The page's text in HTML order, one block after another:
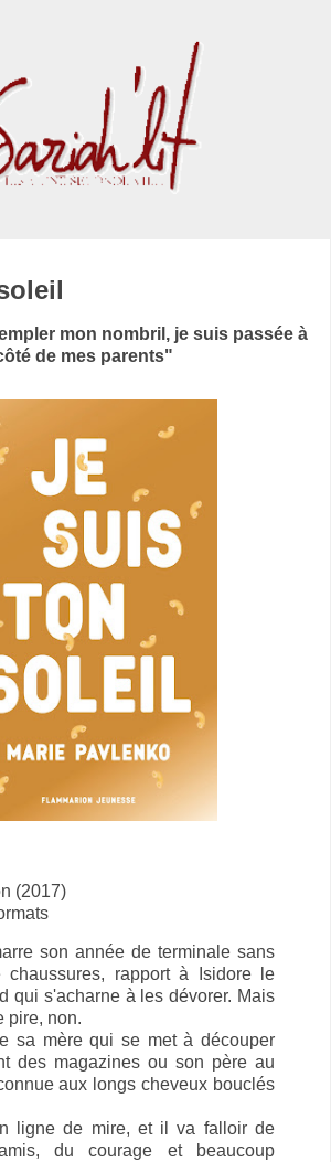
mon nombril, je suis passée à
de mes parents"
(2017)
son année de terminale sans
chaussures, rapport à Isidore le
qui s'acharne à les dévorer. Mais
pire, non.
sa mère qui se met à découper
des magazines ou son père au
aux longs cheveux bouclés
ligne de mire, et il va falloir de
du courage et beaucoup